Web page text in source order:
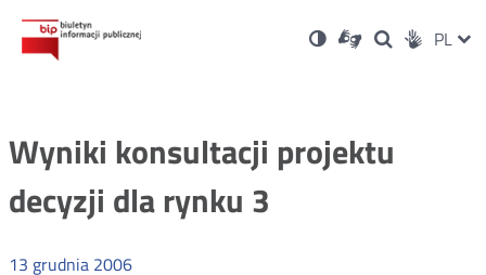
Ustawienia
Wersja
kontrastowa
Dla
niesłyszących
OtwórzOtwórz
w
Otwórz
w
Social PL
Wyniki konsultacji projektu
decyzji dla rynku 3
13 grudnia 2006